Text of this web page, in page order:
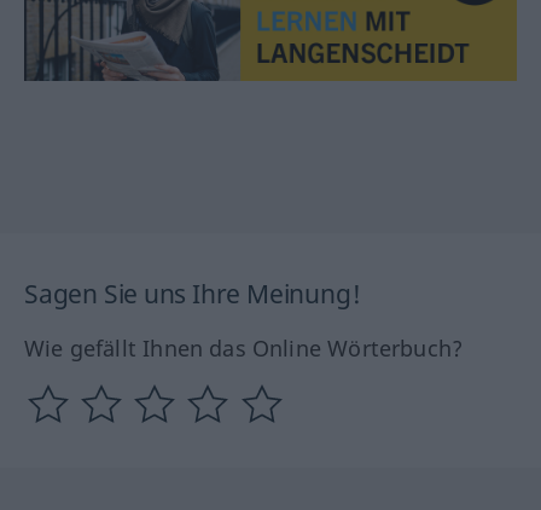
Sagen Sie uns Ihre Meinung!
Wie gefällt Ihnen das Online Wörterbuch?